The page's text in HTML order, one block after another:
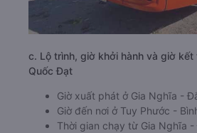
c. Lộ trình, giờ khởi hành và giờ
Quốc Đạt
Giờ xuất phát ở Gia Nghĩa -
Giờ đến nơi ở Tuy Phước -
Thời gian chạy từ Gia Nghĩa